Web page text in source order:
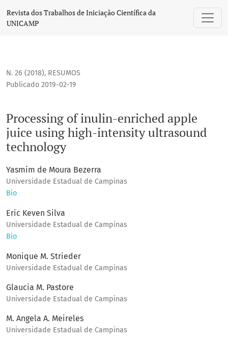
Processing of inulin-enriched apple juice using high-
Revista dos Trabalhos de Iniciação Científica da
UNICAMP
N. 26 (2018), RESUMOS
Processing of inulin-enriched apple
juice using high-intensity ultrasound
technology
Publicado 2019-02-19
Yasmim de Moura Bezerra
Universidade Estadual de Campinas
Bio
Eric Keven Silva
Universidade Estadual de Campinas
Bio
Monique M. Strieder
Universidade Estadual de Campinas
Glaucia M. Pastore
Universidade Estadual de Campinas
M. Angela A. Meireles
Universidade Estadual de Campinas